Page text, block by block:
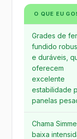
O QUE EU
Grades de
fundido
e duráveis,
oferecem
excelente
estabilidade
panelas
Chama
baixa